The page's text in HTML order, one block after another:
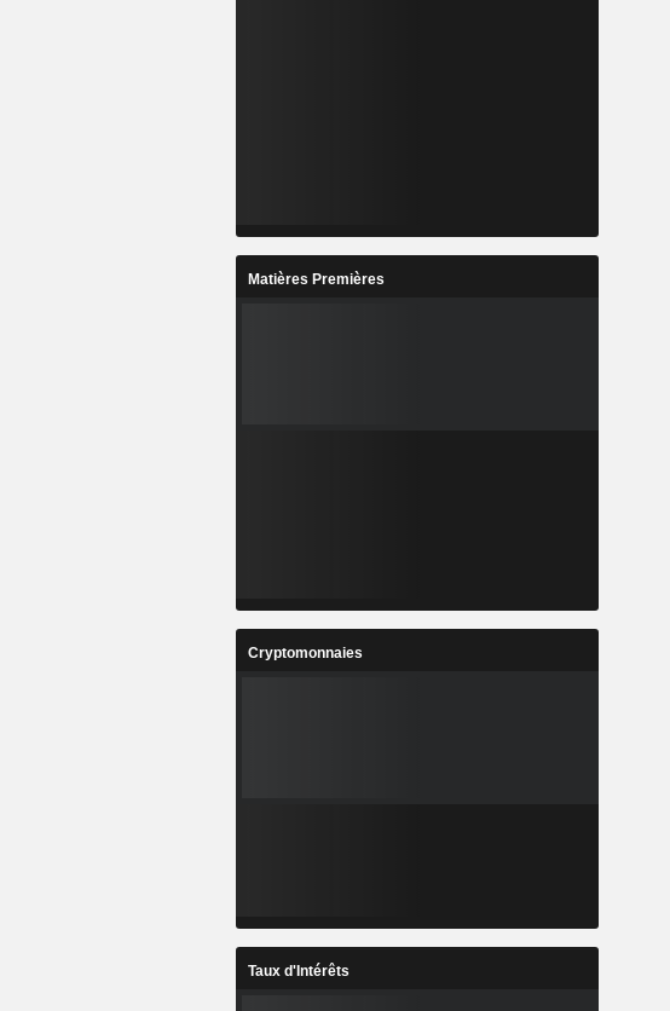
Matières Premières
Cryptomonnaies
Taux d'Intérêts